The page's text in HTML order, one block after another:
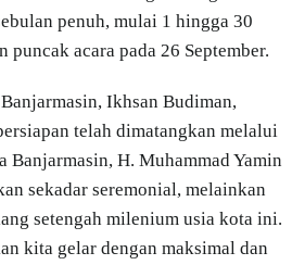
penuh, mulai 1 hingga 30
puncak acara pada 26 September.
Ikhsan Budiman,
telah dimatangkan melalui
Banjarmasin, H. Muhammad Yamin
sekadar seremonial, melainkan
setengah milenium usia kota ini.
kita gelar dengan maksimal dan